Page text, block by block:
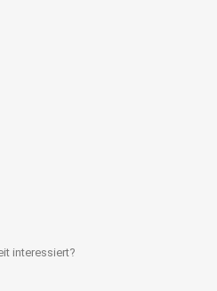
interessiert?